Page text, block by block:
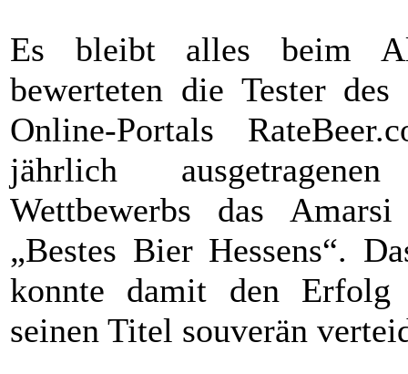
Es bleibt alles beim
bewerteten die Tester
Online-Portals
jährlich
Wettbewerbs das
„Bestes Bier Hessens“.
konnte damit den Erfolg
seinen Titel souverän